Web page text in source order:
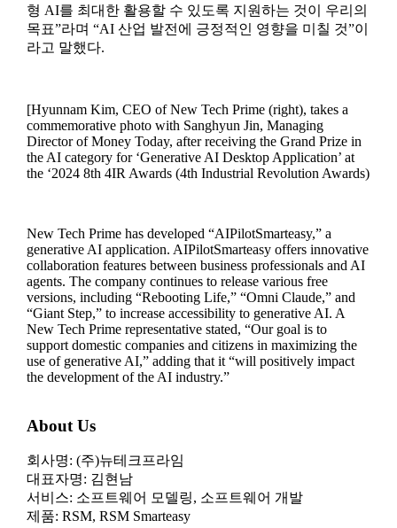
형 AI를 최대한 활용할 수 있도록 지원하는 것이 우리의
목표”라며 “AI 산업 발전에 긍정적인 영향을 미칠 것”이
라고 말했다.
[Hyunnam Kim, CEO of New Tech Prime (right), takes a
commemorative photo with Sanghyun Jin, Managing
Director of Money Today, after receiving the Grand Prize in
the AI category for ‘Generative AI Desktop Application’ at
the ‘2024 8th 4IR Awards (4th Industrial Revolution Awards)
New Tech Prime has developed “AIPilotSmarteasy,” a
generative AI application. AIPilotSmarteasy offers innovative
collaboration features between business professionals and AI
agents. The company continues to release various free
versions, including “Rebooting Life,” “Omni Claude,” and
“Giant Step,” to increase accessibility to generative AI. A
New Tech Prime representative stated, “Our goal is to
support domestic companies and citizens in maximizing the
use of generative AI,” adding that it “will positively impact
the development of the AI industry.”
About Us
회사명: (주)뉴테크프라임
대표자명: 김현남
서비스: 소프트웨어 모델링, 소프트웨어 개발
제품: RSM, RSM Smarteasy